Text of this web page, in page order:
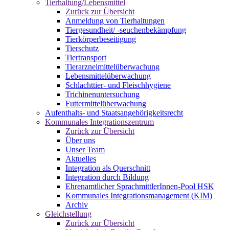
Tierhaltung/Lebensmittel
Zurück zur Übersicht
Anmeldung von Tierhaltungen
Tiergesundheit/ -seuchenbekämpfung
Tierkörperbeseitigung
Tierschutz
Tiertransport
Tierarzneimittelüberwachung
Lebensmittelüberwachung
Schlachttier- und Fleischhygiene
Trichinenuntersuchung
Futtermittelüberwachung
Aufenthalts- und Staatsangehörigkeitsrecht
Kommunales Integrationszentrum
Zurück zur Übersicht
Über uns
Unser Team
Aktuelles
Integration als Querschnitt
Integration durch Bildung
Ehrenamtlicher SprachmittlerInnen-Pool HSK
Kommunales Integrationsmanagement (KIM)
Archiv
Gleichstellung
Zurück zur Übersicht